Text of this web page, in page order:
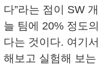
다”라는 점이 SW
늘 팀에 20% 정도
다는 것이다. 여기
해보고 실험해 보